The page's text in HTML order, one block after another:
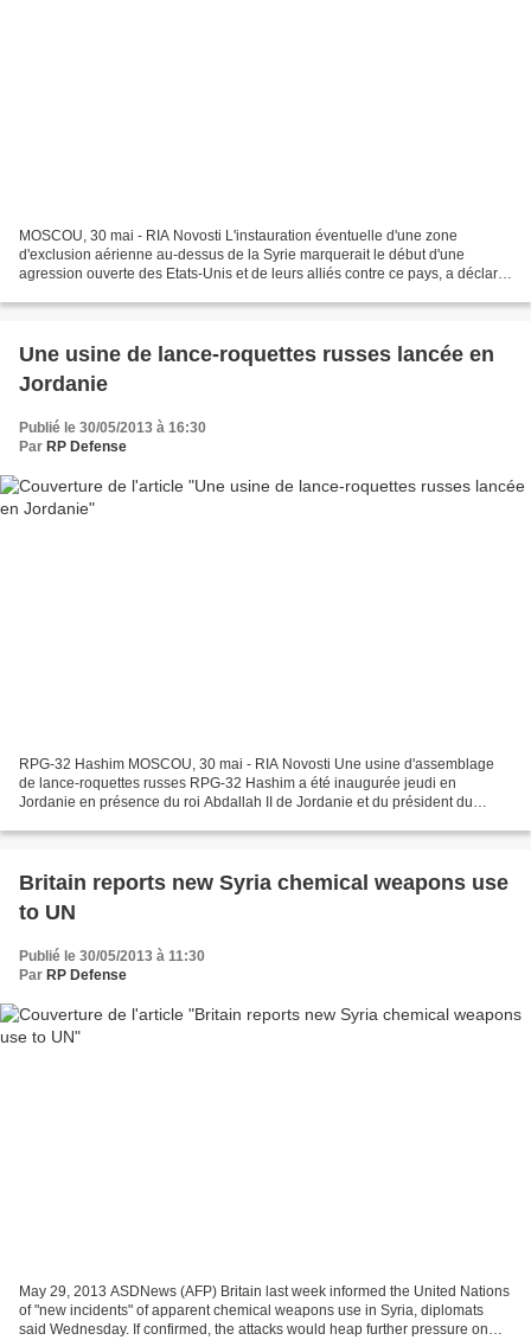
MOSCOU, 30 mai - RIA Novosti L'instauration éventuelle d'une zone
d'exclusion aérienne au-dessus de la Syrie marquerait le début d'une
agression ouverte des Etats-Unis et de leurs alliés contre ce pays, a déclaré
Une usine de lance-roquettes russes lancée en
Jordanie
Publié le 30/05/2013 à 16:30
Par RP Defense
RPG-32 Hashim MOSCOU, 30 mai - RIA Novosti Une usine d'assemblage
de lance-roquettes russes RPG-32 Hashim a été inaugurée jeudi en
Jordanie en présence du roi Abdallah II de Jordanie et du président du
Britain reports new Syria chemical weapons use
to UN
Publié le 30/05/2013 à 11:30
Par RP Defense
May 29, 2013 ASDNews (AFP) Britain last week informed the United Nations
of "new incidents" of apparent chemical weapons use in Syria, diplomats
said Wednesday. If confirmed, the attacks would heap further pressure on